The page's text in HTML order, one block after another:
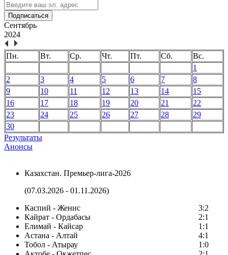
Подписаться
Сентябрь
2024
Пн. Вт. Ср. Чт. Пт. Сб.
Вс.
1
2
3 4 5 6 7
8
9
10 11 12 13 14
15
16
17 18 19 20 21
22
23
24 25 26 27 28
29
30
Результаты
Анонсы
Казахстан. Премьер-лига-2026
(07.03.2026 - 01.11.2026)
Каспий - Женис
3:2
Кайрат - Ордабасы
2:1
Елимай - Кайсар
1:1
Астана - Алтай
4:1
Тобол - Атырау
1:0